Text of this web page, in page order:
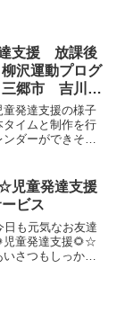
っか...
支援 放課後
沢運動プログ
郷市 吉川
る
発達支援の様子
イムと制作を行
ダーができそう
した＾＾みんな
！動...
児童発達支援
ビス
日も元気なお友達
児童発達支援🌻☆
さつもしっかり